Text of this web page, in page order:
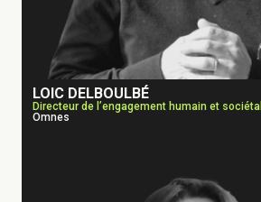
LOIC DELBOULBÉ
Directeur de l’engagement humain et sociétal
Omnes